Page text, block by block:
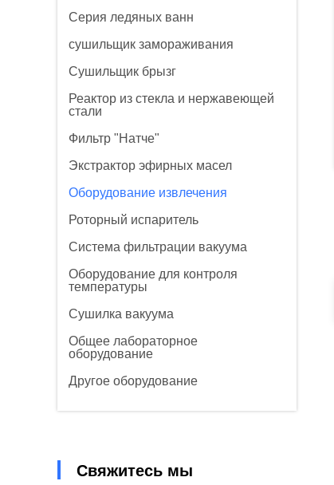
Серия ледяных ванн
сушильщик замораживания
Сушильщик брызг
Реактор из стекла и нержавеющей
стали
Фильтр "Натче"
Экстрактор эфирных масел
Оборудование извлечения
Роторный испаритель
Система фильтрации вакуума
Оборудование для контроля
температуры
Сушилка вакуума
Общее лабораторное
оборудование
Другое оборудование
Свяжитесь мы